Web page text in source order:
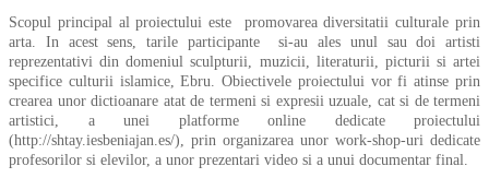
Scopul principal al proiectului este promovarea diversitatii culturale prin
arta. In acest sens, tarile participante si-au ales unul sau doi artisti
reprezentativi din domeniul sculpturii, muzicii, literaturii, picturii si artei
specifice culturii islamice, Ebru. Obiectivele proiectului vor fi atinse prin
crearea unor dictioanare atat de termeni si expresii uzuale, cat si de termeni
artistici, a unei platforme online dedicate proiectului
(http://shtay.iesbeniajan.es/), prin organizarea unor work-shop-uri dedicate
profesorilor si elevilor, a unor prezentari video si a unui documentar final.